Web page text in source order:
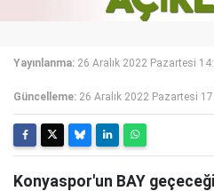
Yayınlanma: 26 Aralık 2022 Pazartesi
Güncelleme: 26 Aralık 2022 Pazartesi
Konyaspor'un BAY